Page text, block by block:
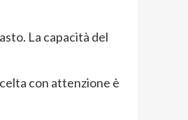
La capacità del
con attenzione è